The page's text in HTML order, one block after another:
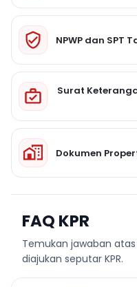
NPWP dan SPT
Surat
Dokumen
FAQ KPR
Temukan jawaban
diajukan seputar KPR.